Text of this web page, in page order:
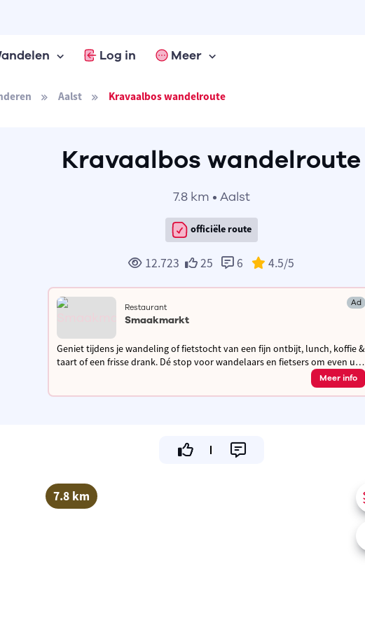
Log in Meer
Aalst Kravaalbos wandelroute
Kravaalbos wandelroute
7.8 km • Aalst
officiële route
12.723 25 6 4.5/5
Restaurant Ad
Smaakmarkt
Geniet tijdens je wandeling of fietstocht van een fijn ontbijt, lunch, koffie &
taart of een frisse drank. Dé stop voor wandelaars en fietsers om even uit
Meer info
7.8 km